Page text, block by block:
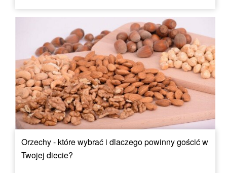
Orzechy - które wybrać i dlaczego powinny gościć w
Twojej diecie?